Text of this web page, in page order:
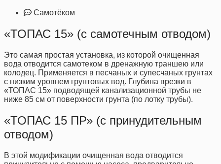
Самотёком
«ТОПАС 15» (с самотечным отводом)
Это самая простая установка, из которой очищенная
вода отводится самотеком в дренажную траншею или
колодец. Применяется в песчаных и супесчаных грунтах
с низким уровнем грунтовых вод. Глубина врезки в
«ТОПАС 15» подводящей канализационной трубы не
ниже 85 см от поверхности грунта (по лотку трубы).
«ТОПАС 15 ПР» (с принудительным
отводом)
В этой модификации очищенная вода отводится